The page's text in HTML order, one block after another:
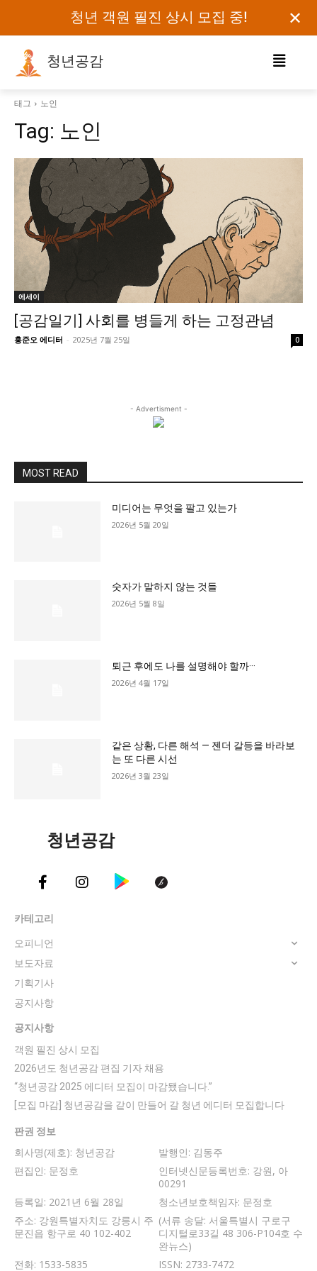
검색어를 입력하세요.
카테고리
오피니언
에세이
보도자료
정치
정치일반
문화일반
교육일반
학교
청년 객원 필진 상시 모집 중! ✕
청년공감
태그 노인
Tag: 노인
에세이
[공감일기] 사회를 병들게 하는 고정관념
홍준오 에디터 - 2025년 7월 25일 0
- Advertisment -
MOST READ
미디어는 무엇을 팔고 있는가
2026년 5월 20일
숫자가 말하지 않는 것들
2026년 5월 8일
퇴근 후에도 나를 설명해야 할까···
2026년 4월 17일
같은 상황, 다른 해석 — 젠더 갈등을 바라보
는 또 다른 시선
2026년 3월 23일
청년공감
카테고리
오피니언
보도자료
기획기사
공지사항
공지사항
객원 필진 상시 모집
2026년도 청년공감 편집 기자 채용
“청년공감 2025 에디터 모집이 마감됐습니다.”
[모집 마감] 청년공감을 같이 만들어 갈 청년 에디터 모집합니다
판권 정보
회사명(제호): 청년공감
발행인: 김동주
편집인: 문정호
인터넷신문등록번호: 강원, 아
00291
등록일: 2021년 6월 28일
청소년보호책임자: 문정호
주소: 강원특별자치도 강릉시 주
문진읍 항구로 40 102-402
(서류 송달: 서울특별시 구로구
디지털로33길 48 306-P104호 수
완뉴스)
전화: 1533-5835
ISSN: 2733-7472